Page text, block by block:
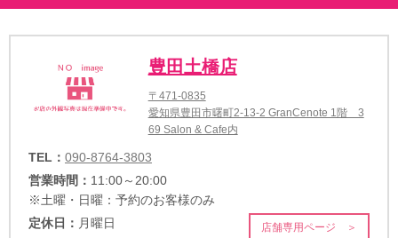
豊田土橋店
〒471-0835
愛知県豊田市曙町2-13-2 GranCenote 1階 3
69 Salon & Cafe内
TEL： 090-8764-3803
営業時間： 11:00～20:00
※土曜・日曜：予約のお客様のみ
定休日： 月曜日 店舗専用ページ ＞